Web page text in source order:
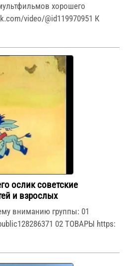
хорошего
video/@id119970951 К
ослик советские
и взрослых
вниманию группы: 01
02 ТОВАРЫ https: